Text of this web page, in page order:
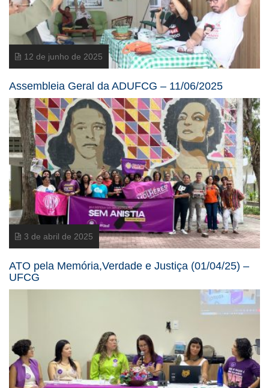
12 de junho de 2025
Assembleia Geral da ADUFCG – 11/06/2025
3 de abril de 2025
ATO pela Memória,Verdade e Justiça (01/04/25) –
UFCG